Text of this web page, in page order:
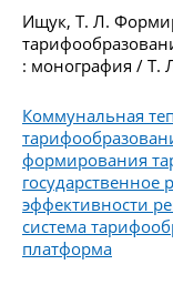
Ищук, Т. Л.
: монография / Т.
Коммунальная
формирования
государственное
эффективности
система
платформа